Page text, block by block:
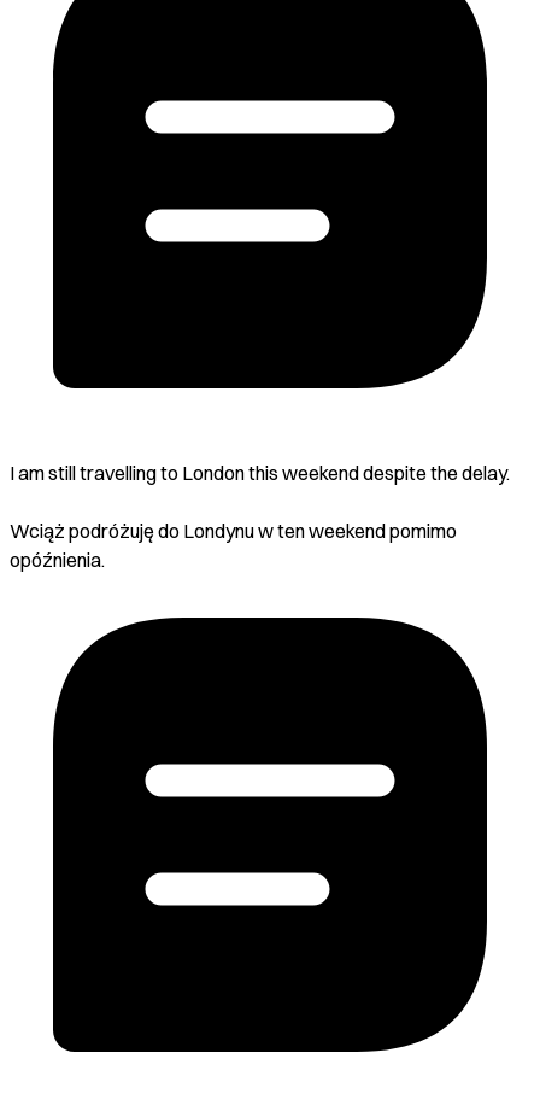
I am still travelling to London this weekend despite the delay.
Wciąż podróżuję do Londynu w ten weekend pomimo
opóźnienia.